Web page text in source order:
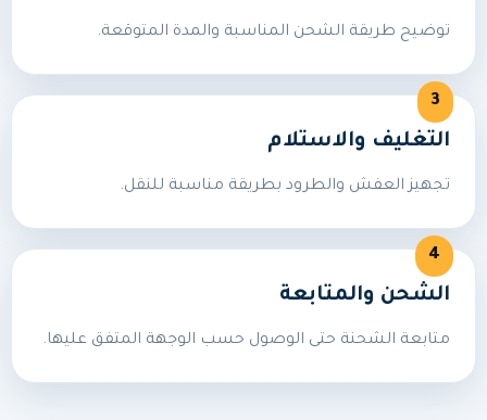
توضيح طريقة الشحن المناسبة والمدة المتوقعة.
التغليف والاستلام
تجهيز العفش والطرود بطريقة مناسبة للنقل.
الشحن والمتابعة
متابعة الشحنة حتى الوصول حسب الوجهة المتفق عليها.